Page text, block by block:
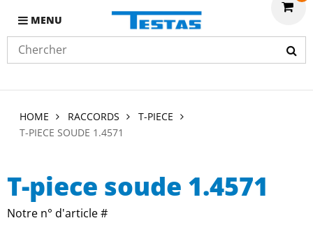
MENU
HOME RACCORDS
T-PIECE
T-PIECE SOUDE 1.4571
T-piece soude 1.4571
Notre n° d'article #